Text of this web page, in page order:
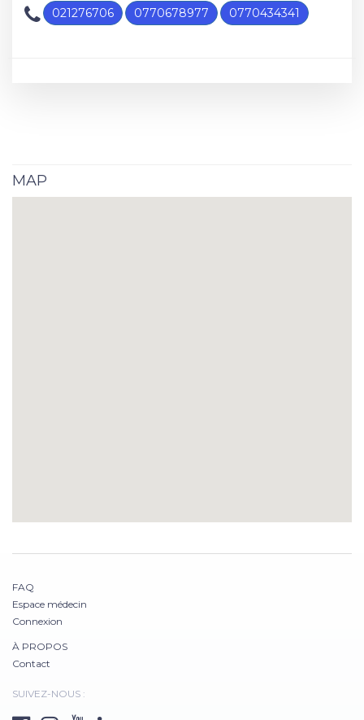
021276706 0770678977 0770434341
MAP
FAQ
Espace médecin
Connexion
À PROPOS
Contact
SUIVEZ-NOUS :